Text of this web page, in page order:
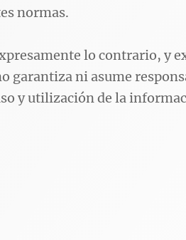
normas.
lo contrario, y
garantiza ni asume
y utilización de la